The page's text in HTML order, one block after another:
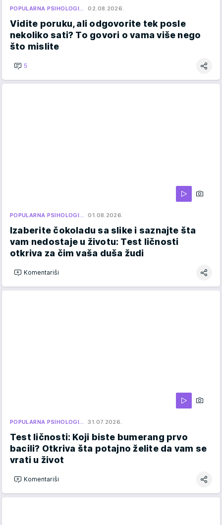
POPULARNA PSIHOLOGI… 02.08.2026.
Vidite poruku, ali odgovorite tek posle
nekoliko sati? To govori o vama više nego
što mislite
5
POPULARNA PSIHOLOGI… 01.08.2026.
Izaberite čokoladu sa slike i saznajte šta
vam nedostaje u životu: Test ličnosti
otkriva za čim vaša duša žudi
Komentariši
POPULARNA PSIHOLOGI… 31.07.2026.
Test ličnosti: Koji biste bumerang prvo
bacili? Otkriva šta potajno želite da vam se
vrati u život
Komentariši